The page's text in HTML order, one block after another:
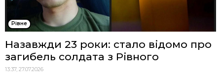
Рівне
Назавжди 23 роки: стало відомо про
загибель солдата з Рівного
13:37, 27.07.2026